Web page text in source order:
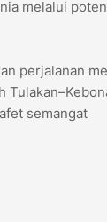
melalui
perjalanan
semangat